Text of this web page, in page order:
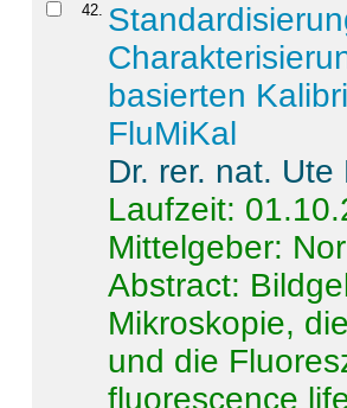
42.
basierten
FluMiKal
Dr. rer. nat.
Laufzeit:
Mittelgeber:
Abstract:
Mikroskopie,
und die
fluorescence